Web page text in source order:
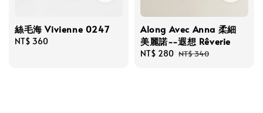
絲毛海 Vivienne 0247
Regular
NT$ 360
Along Avec Anna 柔細
美麗諾--遐想 Rêverie
Sale
NT$ 280 Regular
NT$ 340